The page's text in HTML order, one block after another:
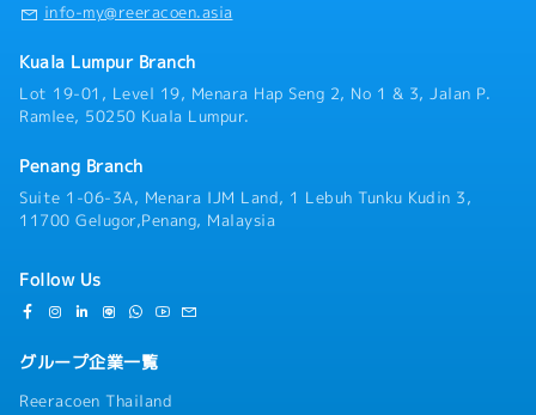
info-my@reeracoen.asia
Kuala Lumpur Branch
Lot 19-01, Level 19, Menara Hap Seng 2, No 1 & 3, Jalan P.
Ramlee, 50250 Kuala Lumpur.
Penang Branch
Suite 1-06-3A, Menara IJM Land, 1 Lebuh Tunku Kudin 3,
11700 Gelugor,Penang, Malaysia
Follow Us
グループ企業一覧
Reeracoen Thailand